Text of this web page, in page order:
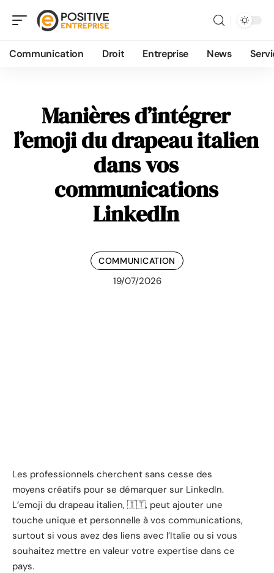
Communication Droit Entreprise News
Manières d’intégrer
l’emoji du drapeau italien
dans vos
communications
LinkedIn
COMMUNICATION
19/07/2026
Les professionnels cherchent sans cesse des
moyens créatifs pour se démarquer sur LinkedIn.
L’emoji du drapeau italien, 🇮🇹, peut ajouter une
touche unique et personnelle à vos communications,
surtout si vous avez des liens avec l’Italie ou si vous
souhaitez mettre en valeur votre expertise dans ce
pays.